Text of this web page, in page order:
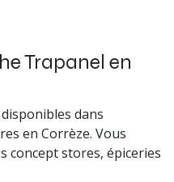
Trapanel en
dans
en Corrèze. Vous
concept stores, épiceries